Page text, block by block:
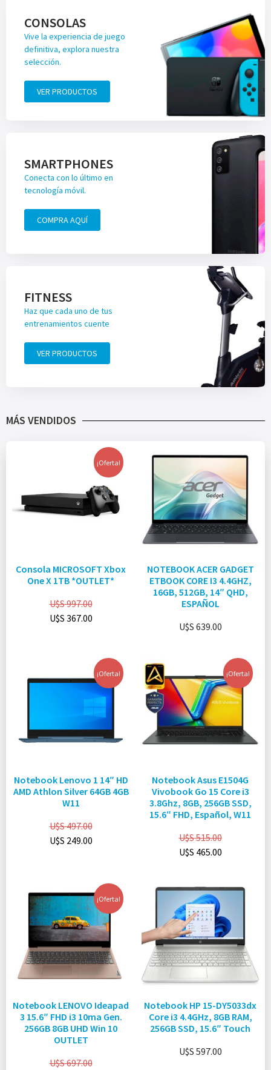
CONSOLAS
Vive la experiencia de juego
definitiva, explora nuestra
selección.
VER PRODUCTOS
SMARTPHONES
Conecta con lo último en
tecnología móvil.
COMPRA AQUÍ
FITNESS
Haz que cada uno de tus
entrenamientos cuente
VER PRODUCTOS
MÁS VENDIDOS
¡Oferta!
Consola MICROSOFT Xbox
One X 1TB *OUTLET*
U$S997.00
U$S 367.00
NOTEBOOK ACER GADGET
ETBOOK CORE I3 4.4GHZ,
16GB, 512GB, 14″ QHD,
ESPAÑOL
U$S 639.00
¡Oferta!
Notebook Lenovo 1 14″ HD
AMD Athlon Silver 64GB 4GB
W11
U$S497.00
U$S 249.00
¡Oferta!
Notebook Asus E1504G
Vivobook Go 15 Core i3
3.8Ghz, 8GB, 256GB SSD,
15.6″ FHD, Español, W11
U$S515.00
U$S 465.00
¡Oferta!
Notebook LENOVO Ideapad
3 15.6″ FHD i3 10ma Gen.
256GB 8GB UHD Win 10
OUTLET
U$S697.00
Notebook HP 15-DY5033dx
Core i3 4.4GHz, 8GB RAM,
256GB SSD, 15.6″ Touch
U$S 597.00